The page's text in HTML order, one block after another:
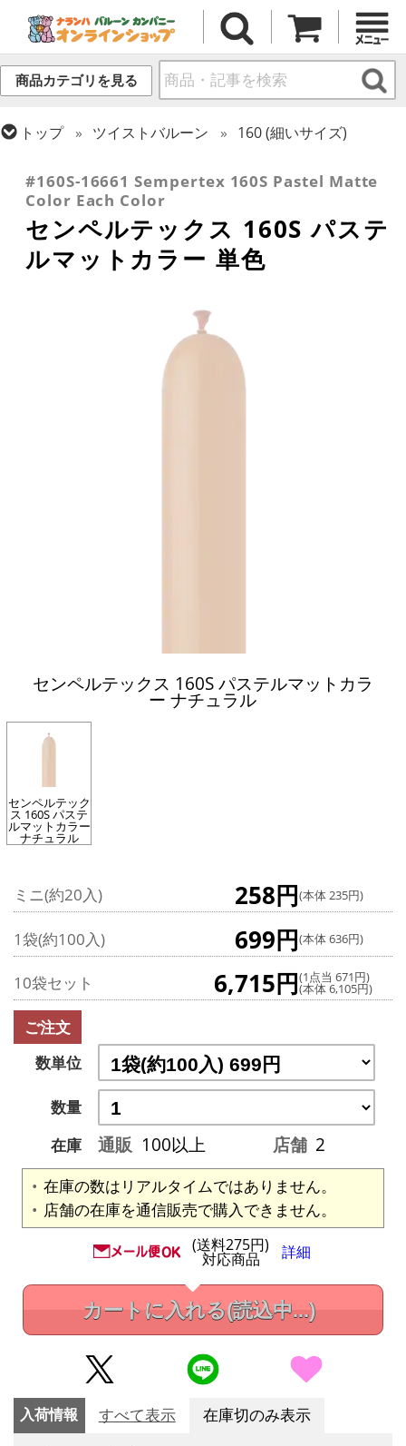
商品カテゴリを見る
トップ ツイストバルーン
160 (細いサイズ)
#160S-16661 Sempertex 160S Pastel Matte
Color Each Color
センペルテックス 160S パステ
ルマットカラー 単色
センペルテックス 160S パステルマットカラ
ー ナチュラル
センペルテック
ス 160S パステ
ルマットカラー
ナチュラル
ミニ(約20入) 258円(本体 235円)
1袋(約100入) 699円(本体 636円)
10袋セット 6,715円(1点当 671円)
(本体 6,105円)
ご注文
数単位
数量
在庫
通販 100以上 店舗 2
在庫の数はリアルタイムではありません。
店舗の在庫を通信販売で購入できません。
(送料275円)
対応商品 詳細
カートに入れる(読込中...)
入荷情報 すべて表示 在庫切のみ表示